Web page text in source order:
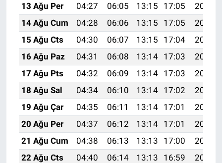
13 Ağu Per
04:27 06:05 13:15 17:05
20:15
14 Ağu Cum
04:28 06:06 13:15 17:05
20:14
15 Ağu Cts
04:30 06:07 13:15 17:04
20:12
16 Ağu Paz
04:31 06:08 13:14 17:03
20:11
17 Ağu Pts
04:32 06:09 13:14 17:03
20:09
18 Ağu Sal
04:34 06:10 13:14 17:02
20:08
19 Ağu Çar
04:35 06:11 13:14 17:01
20:06
20 Ağu Per
04:37 06:12 13:14 17:01
20:05
21 Ağu Cum
04:38 06:13 13:13 17:00
20:03
22 Ağu Cts
04:40 06:14 13:13 16:59
20:02